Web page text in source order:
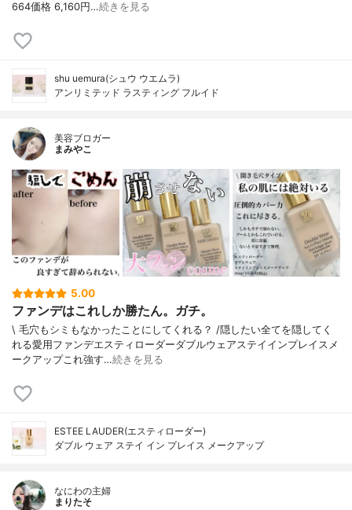
664価格 6,160円…続きを見る
shu uemura(シュウ ウエムラ)
アンリミテッド ラスティング フルイド
美容ブロガー
まみやこ
5.00
ファンデはこれしか勝たん。ガチ。
\ 毛穴もシミもなかったことにしてくれる？ /⁡⁡隠したい全てを隠してく
れる愛用ファンデ⁡エスティローダーダブルウェアステイインプレイスメ
ークアップ⁡⁡これ強す…続きを見る
ESTEE LAUDER(エスティローダー)
ダブル ウェア ステイ イン プレイス メークアップ
なにわの主婦
まりたそ